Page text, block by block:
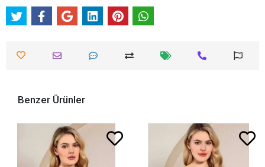
Benzer Ürünler